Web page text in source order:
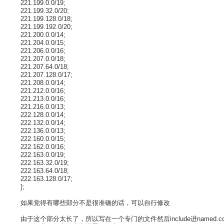
221.199.0.0/19;
221.199.32.0/20;
221.199.128.0/18;
221.199.192.0/20;
221.200.0.0/14;
221.204.0.0/15;
221.206.0.0/16;
221.207.0.0/18;
221.207.64.0/18;
221.207.128.0/17;
221.208.0.0/14;
221.212.0.0/16;
221.213.0.0/16;
221.216.0.0/13;
222.128.0.0/14;
222.132.0.0/14;
222.136.0.0/13;
222.160.0.0/15;
222.162.0.0/16;
222.163.0.0/19;
222.163.32.0/19;
222.163.64.0/18;
222.163.128.0/17;
};
如果觉得有哪些部分不是很准确的话，可以自行修改
由于这个部分太长了，所以写在一个专门的文件然后include进